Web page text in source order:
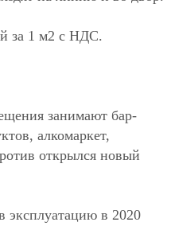
за 1 м2 с НДС.
занимают бар-
алкомаркет,
открылся новый
в 2020